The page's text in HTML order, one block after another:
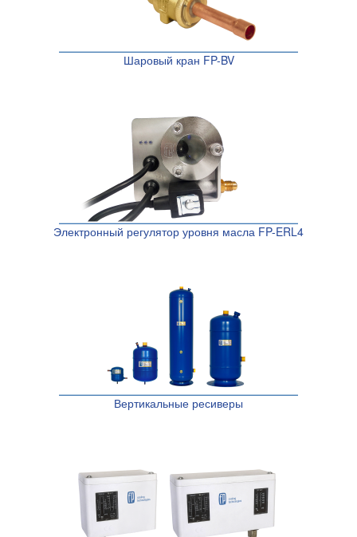
Шаровый кран FP-BV
Электронный регулятор уровня масла FP-ERL4
Вертикальные ресиверы